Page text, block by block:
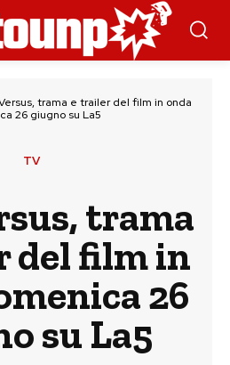
trama e trailer del film in onda
26 giugno su La5
TV
trama
del film in
26
su La5